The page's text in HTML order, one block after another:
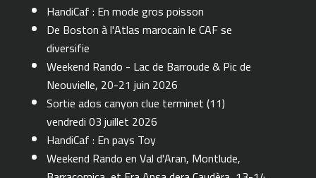
HandiCaf : En mode gros poisson
De Boston à l'Atlas marocain le CAF se
diversifie
Weekend Rando - Lac de Barroude & Pic de
Neouvielle, 20-21 juin 2026
Sortie ados canyon clue terminet (11)
vendredi 03 juillet 2026
HandiCaf : En pays Toy
Weekend Rando en Val d'Aran, Montlude,